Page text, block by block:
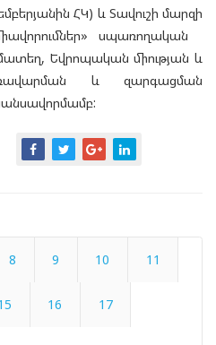
ՀԿ) և Տավուշի մարզի
սպառողական
Եվրոպական միության և
և զարգացման
8 9 10 11
16 17